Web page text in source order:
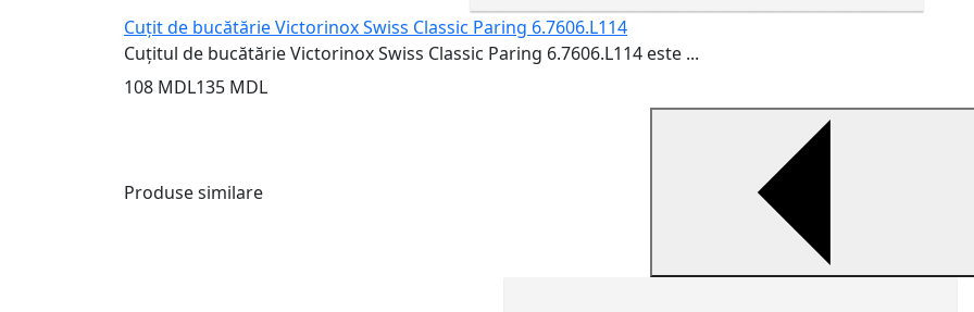
Cuțit de bucătărie Victorinox Swiss Classic Paring 6.7606.L114
Cuțitul de bucătărie Victorinox Swiss Classic Paring 6.7606.L114 este ...
108 MDL135 MDL
Produse similare